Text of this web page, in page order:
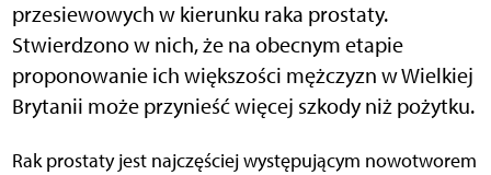
przesiewowych w kierunku raka prostaty.
Stwierdzono w nich, że na obecnym etapie
proponowanie ich większości mężczyzn w Wielkiej
Brytanii może przynieść więcej szkody niż pożytku.
Rak prostaty jest najczęściej występującym nowotworem